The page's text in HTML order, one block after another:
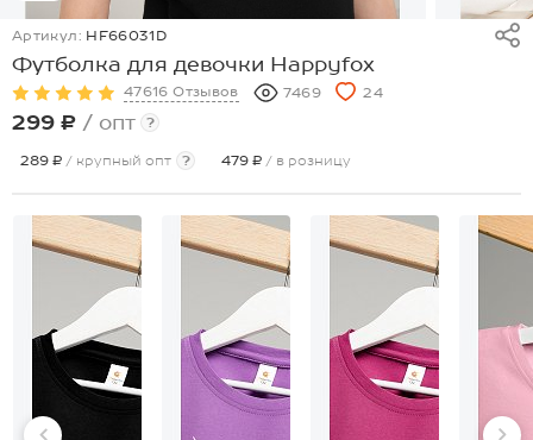
Артикул: HF66031D
Футболка для девочки Happyfox
47616 Отзывов 7469 24
299 ₽ / опт ?
289 ₽ / крупный опт ? 479 ₽ / в розницу